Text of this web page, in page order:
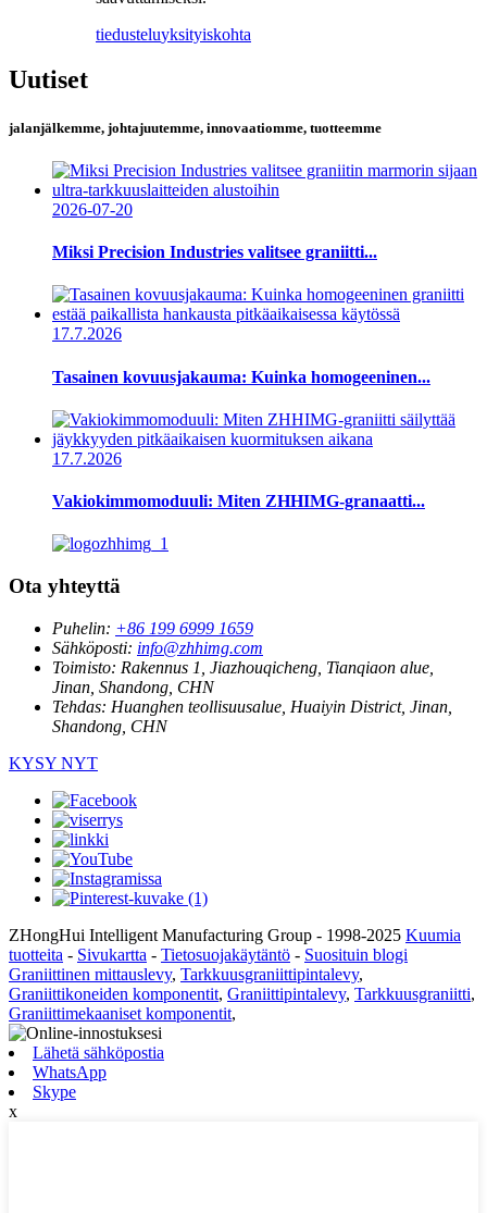
tiedusteluyksityiskohta
Uutiset
jalanjälkemme, johtajuutemme, innovaatiomme, tuotteemme
2026-07-20
Miksi Precision Industries valitsee graniitti...
17.7.2026
Tasainen kovuusjakauma: Kuinka homogeeninen...
17.7.2026
Vakiokimmomoduuli: Miten ZHHIMG-granaatti...
Ota yhteyttä
Puhelin: +86 199 6999 1659
Sähköposti: info@zhhimg.com
Toimisto: Rakennus 1, Jiazhouqicheng, Tianqiaon alue,
Jinan, Shandong, CHN
Tehdas: Huanghen teollisuusalue, Huaiyin District, Jinan,
Shandong, CHN
KYSY NYT
ZHongHui Intelligent Manufacturing Group - 1998-2025 Kuumia
tuotteita - Sivukartta - Tietosuojakäytäntö - Suosituin blogi
Graniittinen mittauslevy, Tarkkuusgraniittipintalevy,
Graniittikoneiden komponentit, Graniittipintalevy, Tarkkuusgraniitti,
Graniittimekaaniset komponentit,
Lähetä sähköpostia
WhatsApp
Skype
x